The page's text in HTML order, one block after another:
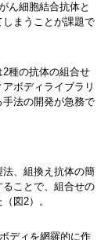
ん細胞結合抗体と
まうことが課題で
種の抗体の組合せ
ボディライブラリ
法の開発が急務で
、組換え抗体の簡
ことで、組合せの
図2）。
ディを網羅的に作